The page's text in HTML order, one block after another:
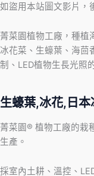
如盜用本站圖文影片，
菁菜園植物工廠，種植
冰花菜、生蠔葉、海茴
制、LED植物生長光照
生蠔葉,冰花,日
菁菜園® 植物工廠的栽
生產。
採室內土耕、溫控、